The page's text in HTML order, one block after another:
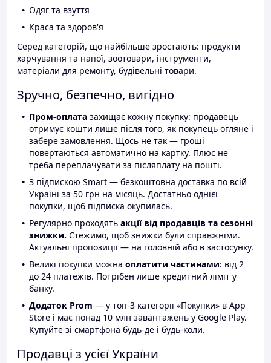
Одяг та взуття
Краса та здоров'я
Серед категорій, що найбільше зростають: продукти
харчування та напої, зоотовари, інструменти,
матеріали для ремонту, будівельні товари.
Зручно, безпечно, вигідно
Пром-оплата захищає кожну покупку: продавець
отримує кошти лише після того, як покупець огляне і
забере замовлення. Щось не так — гроші
повертаються автоматично на картку. Плюс не
треба переплачувати за післяплату на пошті.
З підпискою Smart — безкоштовна доставка по всій
Україні за 50 грн на місяць. Достатньо однієї
покупки, щоб підписка окупилась.
Регулярно проходять акції від продавців та сезонні
знижки. Стежимо, щоб знижки були справжніми.
Актуальні пропозиції — на головній або в застосунку.
Великі покупки можна оплатити частинами: від 2
до 24 платежів. Потрібен лише кредитний ліміт у
банку.
Додаток Prom — у топ-3 категорії «Покупки» в App
Store і має понад 10 млн завантажень у Google Play.
Купуйте зі смартфона будь-де і будь-коли.
Продавці з усієї України